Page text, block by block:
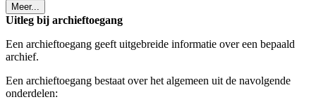
Meer...
Uitleg bij archieftoegang
Een archieftoegang geeft uitgebreide informatie over een bepaald
archief.
Een archieftoegang bestaat over het algemeen uit de navolgende
onderdelen: